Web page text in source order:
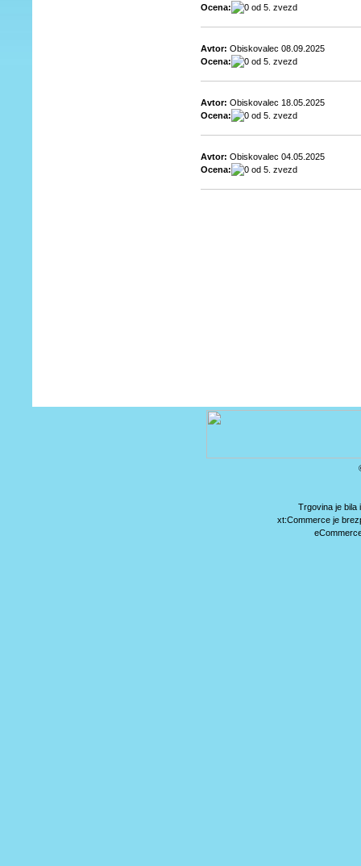
Ocena:
Avtor: Obiskovalec 08.09.2025
Ocena:
Avtor: Obiskovalec 18.05.2025
Ocena:
Avtor: Obiskovalec 04.05.2025
Ocena:
Trgovina je bila
xt:Commerce je